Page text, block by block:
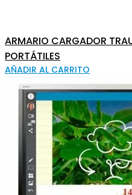
ARMARIO CARGADOR
PORTÁTILES
AÑADIR AL CARRITO